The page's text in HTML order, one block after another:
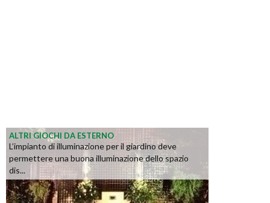
ALTRI GIOCHI DA ESTERNO
L’impianto di illuminazione per il giardino deve
permettere una buona illuminazione dello spazio
dis...